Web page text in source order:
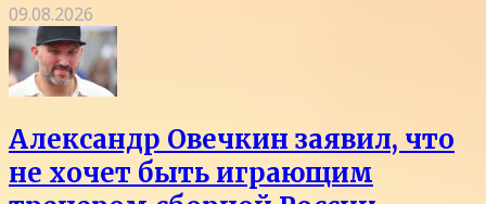
09.08.2026
Александр Овечкин заявил, что
не хочет быть играющим